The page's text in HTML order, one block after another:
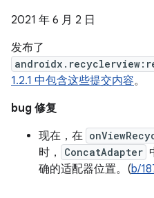
2021 年 6 月 2 日
发布了
1.2.1 中包含这些提交内容。
bug 修复
现在，在
时，
ConcatAdapter
确的适配器位置。(b/